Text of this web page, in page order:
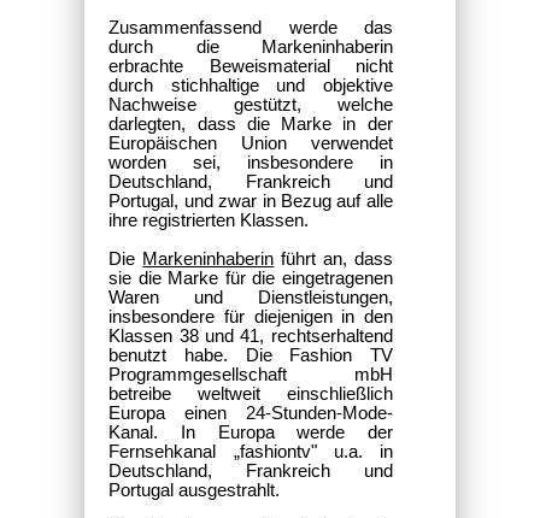
Zusammenfassend werde das
durch die Markeninhaberin
erbrachte Beweismaterial nicht
durch stichhaltige und objektive
Nachweise gestützt, welche
darlegten, dass die Marke in der
Europäischen Union verwendet
worden sei, insbesondere in
Deutschland, Frankreich und
Portugal, und zwar in Bezug auf alle
ihre registrierten Klassen.
Die Markeninhaberin führt an, dass
sie die Marke für die eingetragenen
Waren und Dienstleistungen,
insbesondere für diejenigen in den
Klassen 38 und 41, rechtserhaltend
benutzt habe. Die Fashion TV
Programmgesellschaft mbH
betreibe weltweit einschließlich
Europa einen 24-Stunden-Mode-
Kanal. In Europa werde der
Fernsehkanal „fashiontv" u.a. in
Deutschland, Frankreich und
Portugal ausgestrahlt.